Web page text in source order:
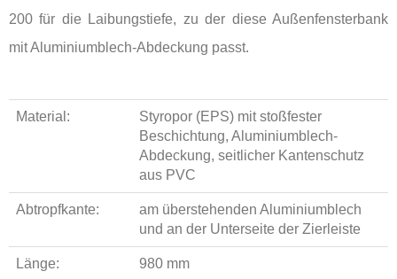
200 für die Laibungstiefe, zu der diese Außenfensterbank
mit Aluminiumblech-Abdeckung passt.
Material:
Styropor (EPS) mit stoßfester
Beschichtung, Aluminiumblech-
Abdeckung, seitlicher Kantenschutz
aus PVC
Abtropfkante:
am überstehenden Aluminiumblech
und an der Unterseite der Zierleiste
Länge: 980 mm